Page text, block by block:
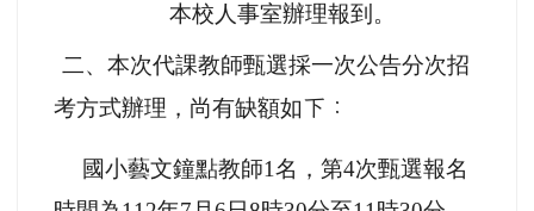
本校人事室辦理報到。
二、本次代課教師甄選採一次公告分次招
考方式辦理，尚有缺額如下：
國小藝文鐘點教師1名，第4次甄選報名